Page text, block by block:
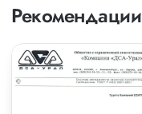
Рекомендации